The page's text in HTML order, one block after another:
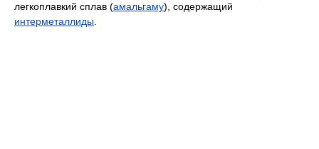
легкоплавкий сплав (амальгаму), содержащий
интерметаллиды